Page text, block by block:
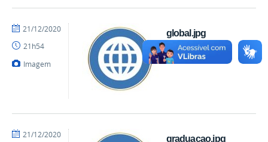
global.jpg
por
publicado
21/12/2020
21h54
Imagem
graduacao.jpg
por
publicado
21/12/2020